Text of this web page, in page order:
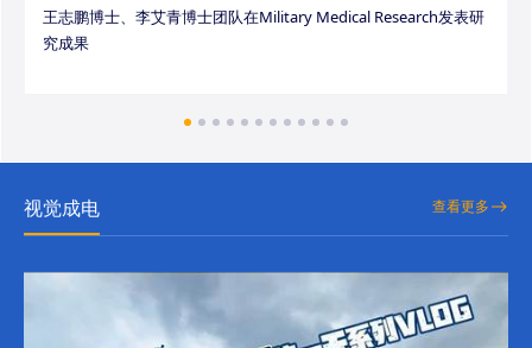
王志鹏博士、李艾青博士团队在Military Medical Research发表研
究成果
视觉成电 查看更多